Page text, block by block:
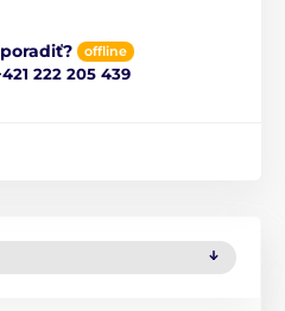
offline
222 205 439